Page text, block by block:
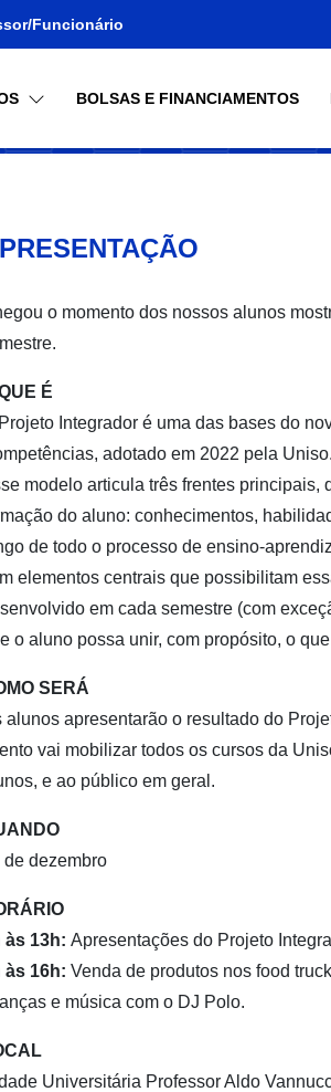
Funcionário
BOLSAS E FINANCIAMENTOS
o momento dos nossos alunos
É
Integrador é uma das bases do
adotado em 2022 pela Uniso.
modelo articula três frentes
do aluno: conhecimentos,
de todo o processo de ensino-
elementos centrais que possibilitam
em cada semestre (com
o aluno possa unir, com propósito, o
SERÁ
alunos apresentarão o resultado do
vai mobilizar todos os cursos da
e ao público em geral.
de dezembro
às 13h: Apresentações do Projeto
às 16h: Venda de produtos nos food
e música com o DJ Polo.
Universitária Professor Aldo